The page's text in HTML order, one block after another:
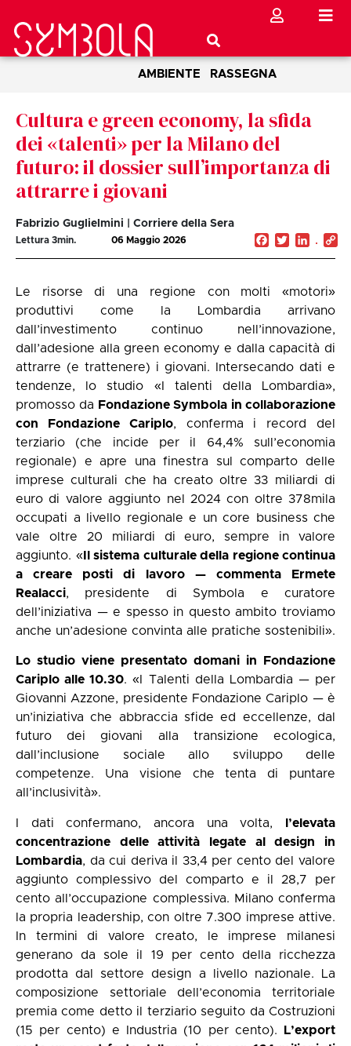
AMBIENTE RASSEGNA
Cultura e green economy, la sfida
dei «talenti» per la Milano del
futuro: il dossier sull’importanza di
attrarre i giovani
Fabrizio Guglielmini | Corriere della Sera
Lettura 3min. 06 Maggio 2026 Facebook
Twitter
Le risorse di una regione con molti «motori»
produttivi come la Lombardia arrivano
dall’investimento continuo nell’innovazione,
dall’adesione alla green economy e dalla capacità di
attrarre (e trattenere) i giovani. Intersecando dati e
tendenze, lo studio «I talenti della Lombardia»,
promosso da Fondazione Symbola in collaborazione
con Fondazione Cariplo, conferma i record del
terziario (che incide per il 64,4% sull’economia
regionale) e apre una finestra sul comparto delle
imprese culturali che ha creato oltre 33 miliardi di
euro di valore aggiunto nel 2024 con oltre 378mila
occupati a livello regionale e un core business che
vale oltre 20 miliardi di euro, sempre in valore
aggiunto. «Il sistema culturale della regione continua
a creare posti di lavoro — commenta Ermete
Realacci, presidente di Symbola e curatore
dell’iniziativa — e spesso in questo ambito troviamo
anche un’adesione convinta alle pratiche sostenibili».
Lo studio viene presentato domani in Fondazione
Cariplo alle 10.30. «I Talenti della Lombardia — per
Giovanni Azzone, presidente Fondazione Cariplo — è
un’iniziativa che abbraccia sfide ed eccellenze, dal
futuro dei giovani alla transizione ecologica,
dall’inclusione sociale allo sviluppo delle
competenze. Una visione che tenta di puntare
all’inclusività».
I dati confermano, ancora una volta,
l’elevata
concentrazione delle attività legate al design in
Lombardia, da cui deriva il 33,4 per cento del valore
aggiunto complessivo del comparto e il 28,7 per
cento all’occupazione complessiva. Milano conferma
la propria leadership, con oltre 7.300 imprese attive.
In termini di valore creato, le imprese milanesi
generano da sole il 19 per cento della ricchezza
prodotta dal settore design a livello nazionale. La
composizione settoriale dell’economia territoriale
premia come detto il terziario seguito da Costruzioni
(15 per cento) e Industria (10 per cento).
L’export